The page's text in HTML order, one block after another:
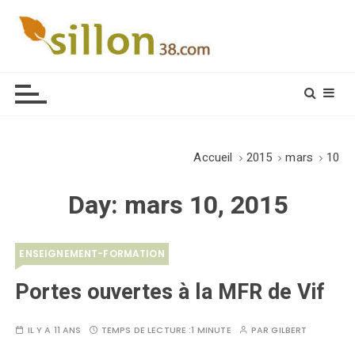
Accueil 2015 mars 10
Day: mars 10, 2015
ENSEIGNEMENT-FORMATION
Portes ouvertes à la MFR de Vif
IL Y A 11 ANS TEMPS DE LECTURE :1 MINUTE PARGILBERT